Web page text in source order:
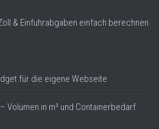
& Einfuhrabgaben einfach berechnen
für die eigene Webseite
Volumen in m³ und Containerbedarf